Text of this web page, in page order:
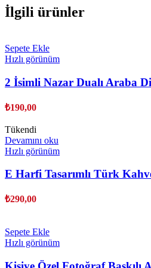
İlgili ürünler
Sepete Ekle
Hızlı görünüm
2 İsimli Nazar Dualı Araba
₺190,00
Tükendi
Devamını oku
Hızlı görünüm
E Harfi Tasarımlı Türk
₺290,00
Sepete Ekle
Hızlı görünüm